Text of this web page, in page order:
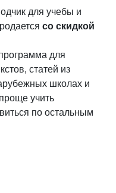
для учебы и
со скидкой
для
статей из
школах и
учить
по остальным